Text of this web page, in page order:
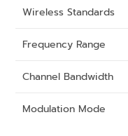
Wireless Standards
Frequency Range
Channel Bandwidth
Modulation Mode